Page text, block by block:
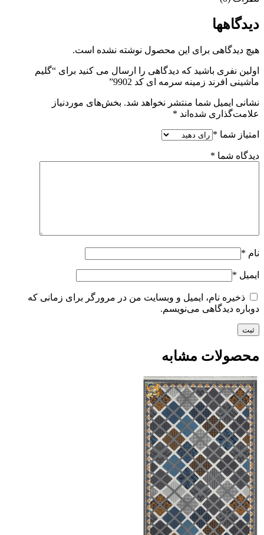
دیدگاهها
هیچ دیدگاهی برای این محصول نوشته نشده است.
اولین نفری باشید که دیدگاهی را ارسال می کنید برای “گلیم
ماشینی افرند زمینه سرمه ای کد 9902”
نشانی ایمیل شما منتشر نخواهد شد. بخش‌های موردنیاز
علامت‌گذاری شده‌اند *
امتیاز شما *
دیدگاه شما *
نام *
ایمیل *
ذخیره نام، ایمیل و وبسایت من در مرورگر برای زمانی که
دوباره دیدگاهی می‌نویسم.
محصولات مشابه